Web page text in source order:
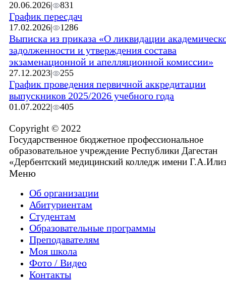
20.06.2026| 831
График пересдач
17.02.2026| 1286
Выписка из приказа «О ликвидации
задолженности и утверждения состава
экзаменационной и апелляционной комиссии»
27.12.2023| 255
График проведения первичной аккредитации
выпускников 2025/2026 учебного года
01.07.2022| 405
Copyright © 2022
Государственное бюджетное профессиональное
образовательное учреждение Республики Дагестан
«Дербентский медицинский колледж имени
Меню
Об организации
Абитуриентам
Студентам
Образовательные программы
Преподавателям
Моя школа
Фото / Видео
Контакты